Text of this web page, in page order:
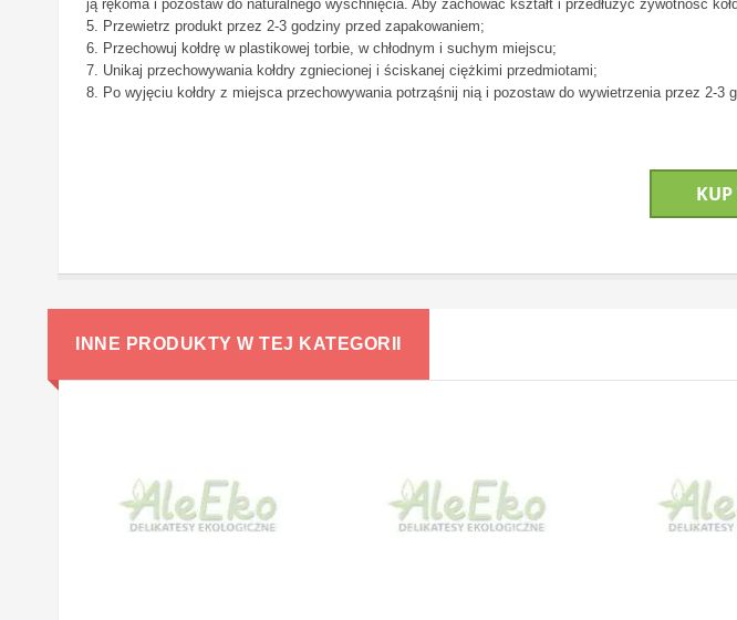
ją rękoma i pozostaw do naturalnego wyschnięcia. Aby zachować kształt i przedłużyć żywotność
5. Przewietrz produkt przez 2-3 godziny przed zapakowaniem;
6. Przechowuj kołdrę w plastikowej torbie, w chłodnym i suchym miejscu;
7. Unikaj przechowywania kołdry zgniecionej i ściskanej ciężkimi przedmiotami;
8. Po wyjęciu kołdry z miejsca przechowywania potrząśnij nią i pozostaw do wywietrzenia przez 2-
KUP
INNE PRODUKTY W TEJ KATEGORII